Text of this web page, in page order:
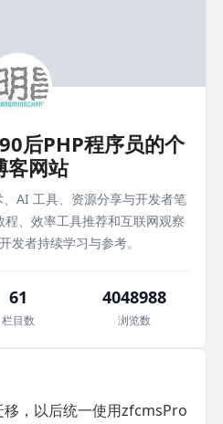
后PHP程序员的个
客网站
AI 工具、资源分享与开发者笔
、效率工具推荐和互联网观察
发者持续学习与参考。
61
栏目数
4048988
浏览数
，以后统一使用zfcmsPro